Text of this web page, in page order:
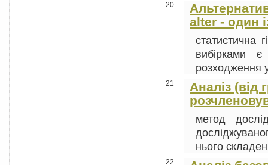
20
alter - один
статистична
вибірками є
розходження
21
Аналіз (від
метод
нього
22